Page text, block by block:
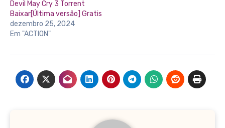
Devil May Cry 3 Torrent
Baixar[Última versão] Gratis
dezembro 25, 2024
Em "ACTION"